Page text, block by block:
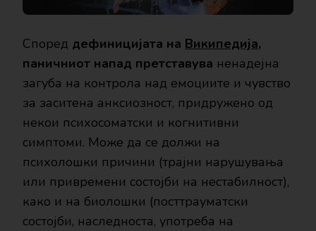
Според дефиницијата на Википедија,
паничниот напад претставува ненадејна
загуба на контрола над емоциите и чувство
за заситена анксиозност, придружено од
некои психосоматски и когнитивни
симптоми. Може да се должи на
психолошки причини (трајни нарушувања
или привремени состојби на нестабилност),
како и на биолошки (посттрауматски
состојби, наследноста, употреба на